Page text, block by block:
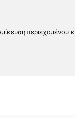
περιεχομένου